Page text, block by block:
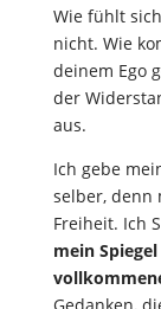
Wie fühlt
nicht. Wie
deinem Ego
der
aus.
Ich gebe
selber, denn
Freiheit. Ich
mein